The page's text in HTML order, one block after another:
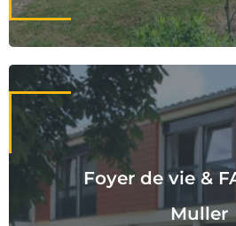
Foyer de vie &
Muller